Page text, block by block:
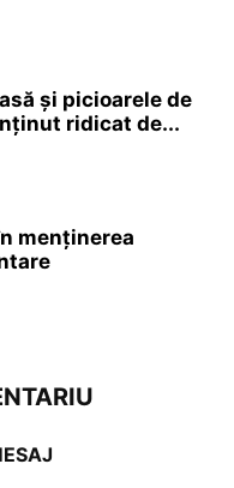
și picioarele de
ridicat de...
menținerea